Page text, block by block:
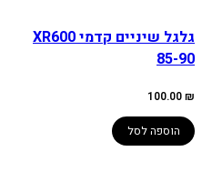
גלגל שיניים קדמי XR600
85-90
100.00₪
הוספה לסל